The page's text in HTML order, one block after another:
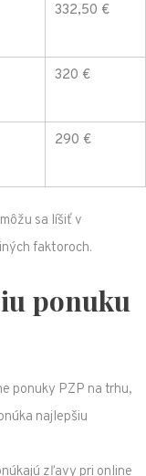
332,50 €
320 €
290 €
sa líšiť v
faktoroch.
ponuku
ponuky PZP na trhu,
najlepšiu
zľavy pri online